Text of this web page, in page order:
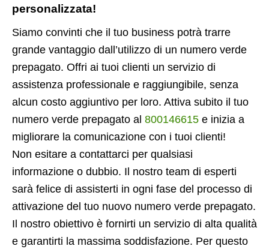
personalizzata!
Siamo convinti che il tuo business potrà trarre
grande vantaggio dall’utilizzo di un numero verde
prepagato. Offri ai tuoi clienti un servizio di
assistenza professionale e raggiungibile, senza
alcun costo aggiuntivo per loro. Attiva subito il tuo
numero verde prepagato al 800146615 e inizia a
migliorare la comunicazione con i tuoi clienti!
Non esitare a contattarci per qualsiasi
informazione o dubbio. Il nostro team di esperti
sarà felice di assisterti in ogni fase del processo di
attivazione del tuo nuovo numero verde prepagato.
Il nostro obiettivo è fornirti un servizio di alta qualità
e garantirti la massima soddisfazione. Per questo